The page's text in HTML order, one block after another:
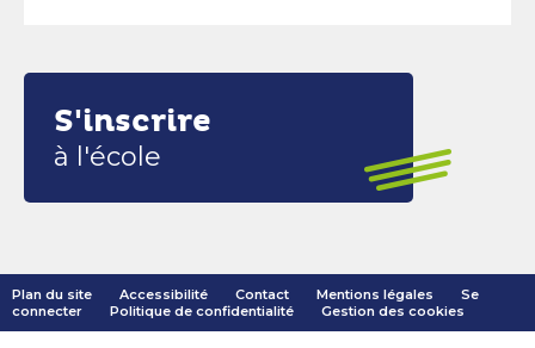
S'inscrire
à l'école
Plan du site Accessibilité Contact Mentions légales
Se
connecter
Politique de confidentialité Gestion des cookies